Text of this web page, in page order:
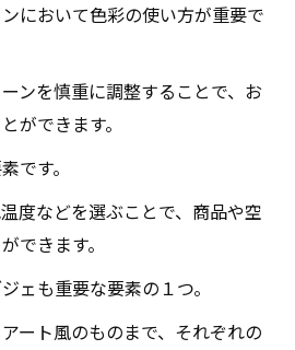
において色彩の使い方が重要で
ンを慎重に調整することで、お
ができます。
です。
度などを選ぶことで、商品や空
できます。
ェも重要な要素の１つ。
ート風のものまで、それぞれの